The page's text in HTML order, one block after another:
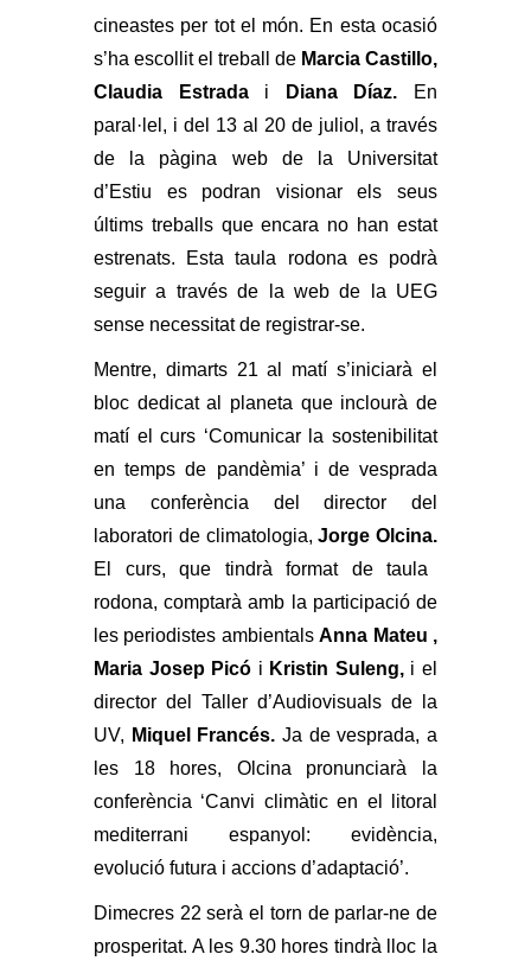
cineastes per tot el món. En esta ocasió
s’ha escollit el treball de Marcia Castillo,
Claudia Estradai Diana Díaz.
En
paral·lel, i del 13 al 20 de juliol, a través
de la pàgina web de la Universitat
d’Estiu es podran visionar els seus
últims treballs que encara no han estat
estrenats. Esta taula rodona es podrà
seguir a través de la web de la UEG
sense necessitat de registrar-se.
Mentre, dimarts 21 al matí s’iniciarà el
bloc dedicat al planeta que inclourà de
matí el curs ‘Comunicar la sostenibilitat
en temps de pandèmia’ i de vesprada
una conferència del director del
laboratori de climatologia,Jorge Olcina.
El curs, que tindrà format de taula
rodona, comptarà amb la participació de
les periodistes ambientalsAnna Mateu ,
Maria Josep Picó i Kristin Suleng,i el
director del Taller d’Audiovisuals de la
UV, Miquel Francés. Ja de vesprada, a
les 18 hores, Olcina pronunciarà la
conferència ‘Canvi climàtic en el litoral
mediterrani espanyol: evidència,
evolució futura i accions d’adaptació’.
Dimecres 22 serà el torn de parlar-ne de
prosperitat. A les 9.30 hores tindrà lloc la